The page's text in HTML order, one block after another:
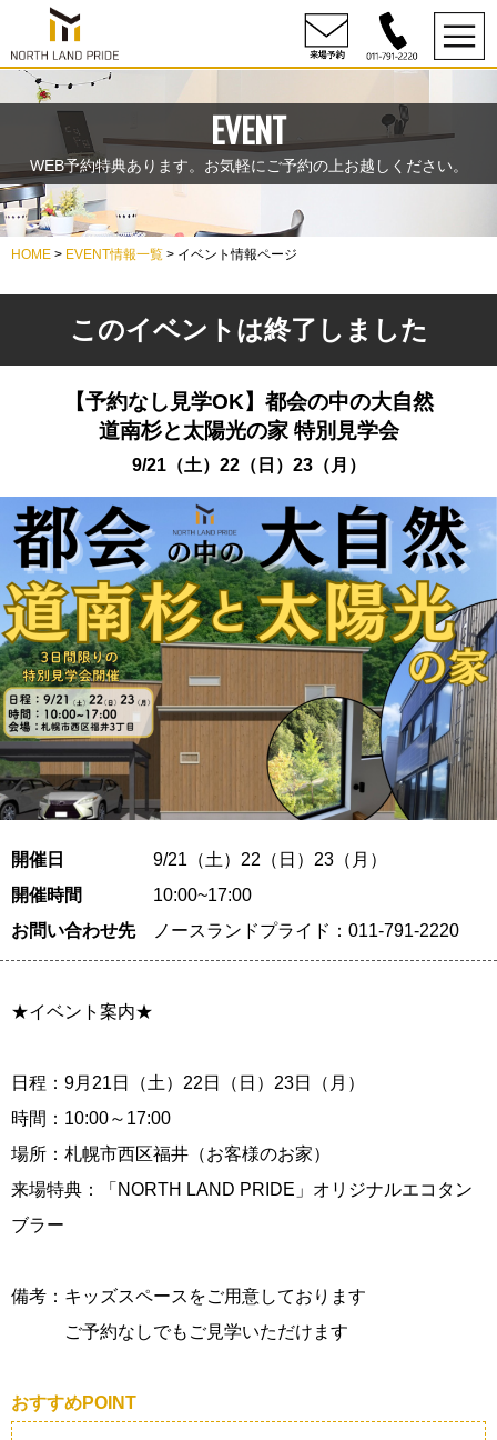
EVENT
WEB予約特典あります。お気軽にご予約の上お越しください。
HOME > EVENT情報一覧 > イベント情報ページ
このイベントは終了しました
【予約なし見学OK】都会の中の大自然
道南杉と太陽光の家 特別見学会
9/21（土）22（日）23（月）
開催日
9/21（土）22（日）23（月）
開催時間
10:00~17:00
お問い合わせ先
ノースランドプライド：011-791-2220
★イベント案内★
日程：9月21日（土）22日（日）23日（月）
時間：10:00～17:00
場所：札幌市西区福井（お客様のお家）
来場特典：「NORTH LAND PRIDE」オリジナルエコタン
ブラー
備考：キッズスペースをご用意しております
ご予約なしでもご見学いただけます
おすすめPOINT